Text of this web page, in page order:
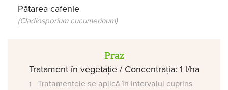
Pătarea cafenie
(Cladiosporium cucumerinum)
Praz
Tratament în vegetație / Concentrația: 1 l/ha
Tratamentele se aplică în intervalul cuprins